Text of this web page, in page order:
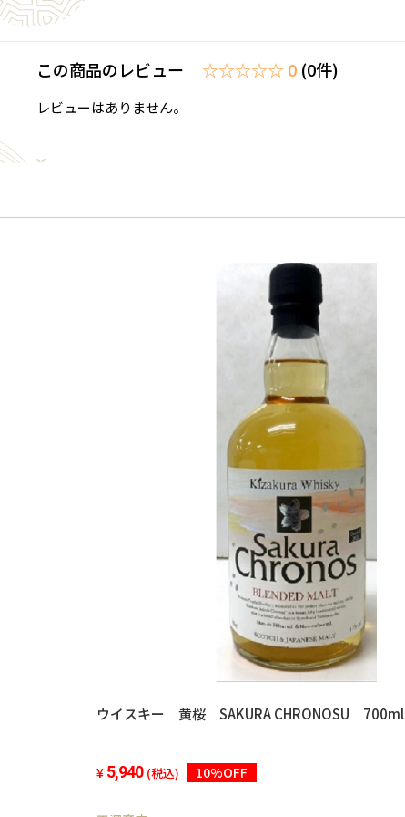
この商品のレビュー ☆☆☆☆☆ 0 (0件)
レビューはありません。
ウイスキー 黄桜 SAKURA CHRONOSU 700ml
5,940 (税込) 10%OFF